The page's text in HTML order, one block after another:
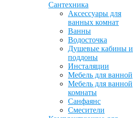
Сантехника
Аксессуары для
ванных комнат
Ванны
Водосточка
Душевые кабины и
поддоны
Инсталяции
Мебель для ванной
Мебель для ванной
комнаты
Санфаянс
Смесители